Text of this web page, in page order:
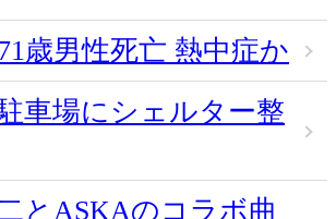
歳男性死亡 熱中症か
車場にシェルター整
とASKAのコラボ曲